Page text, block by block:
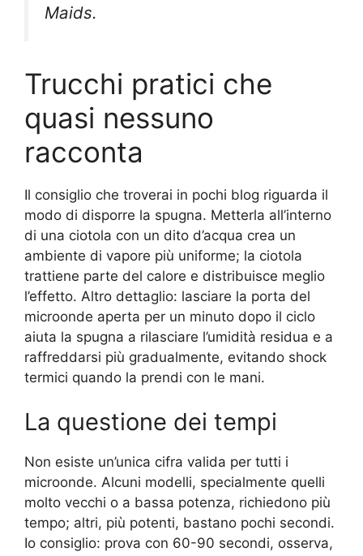
Maids.
Trucchi pratici che
quasi nessuno
racconta
Il consiglio che troverai in pochi blog riguarda il
modo di disporre la spugna. Metterla all’interno
di una ciotola con un dito d’acqua crea un
ambiente di vapore più uniforme; la ciotola
trattiene parte del calore e distribuisce meglio
l’effetto. Altro dettaglio: lasciare la porta del
microonde aperta per un minuto dopo il ciclo
aiuta la spugna a rilasciare l’umidità residua e a
raffreddarsi più gradualmente, evitando shock
termici quando la prendi con le mani.
La questione dei tempi
Non esiste un’unica cifra valida per tutti i
microonde. Alcuni modelli, specialmente quelli
molto vecchi o a bassa potenza, richiedono più
tempo; altri, più potenti, bastano pochi secondi.
Io consiglio: prova con 60-90 secondi, osserva,